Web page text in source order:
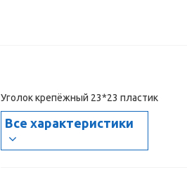
Уголок крепёжный 23*23 пластик
Все характеристики